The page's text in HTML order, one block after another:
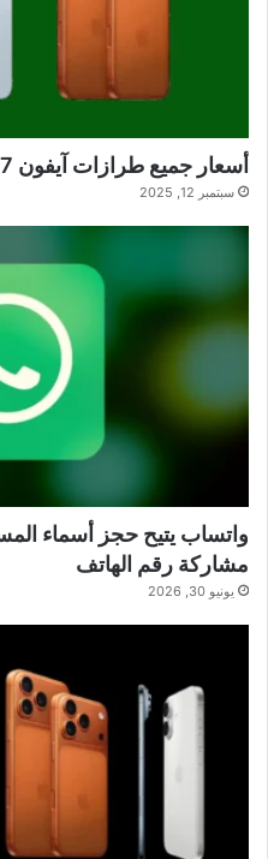
أسعار جميع طرازات آيفون 17 في سوريا
سبتمبر 12, 2025
واتساب يتيح حجز أسماء
مشاركة رقم الهاتف
يونيو 30, 2026